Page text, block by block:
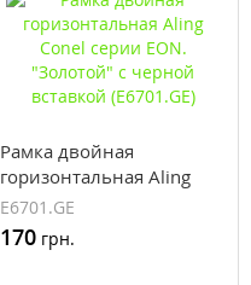
Рамка двойная
горизонтальная Aling
Conel серии EON.
"Золотой" с черной
вставкой (E6701.GE)
E6701.GE
170 грн.